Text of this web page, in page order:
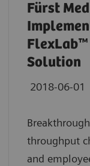
Fürst
Solution
2018-06-01
throughput
and